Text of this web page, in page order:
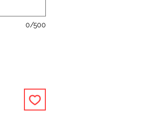
0/500